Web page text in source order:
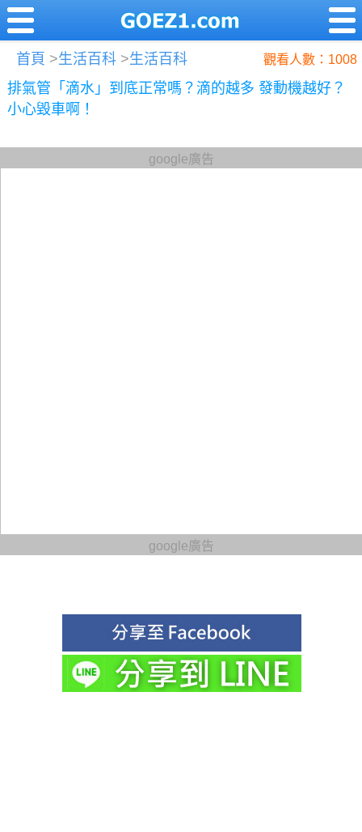
首頁 >生活百科 >生活百科 觀看人數：1008
排氣管「滴水」到底正常嗎？滴的越多 發動機越好？
小心毀車啊！
google廣告
google廣告